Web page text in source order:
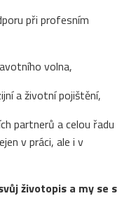
při profesním
volna,
a životní pojištění,
partnerů a celou řadu
v práci, ale i v
životopis a my se s